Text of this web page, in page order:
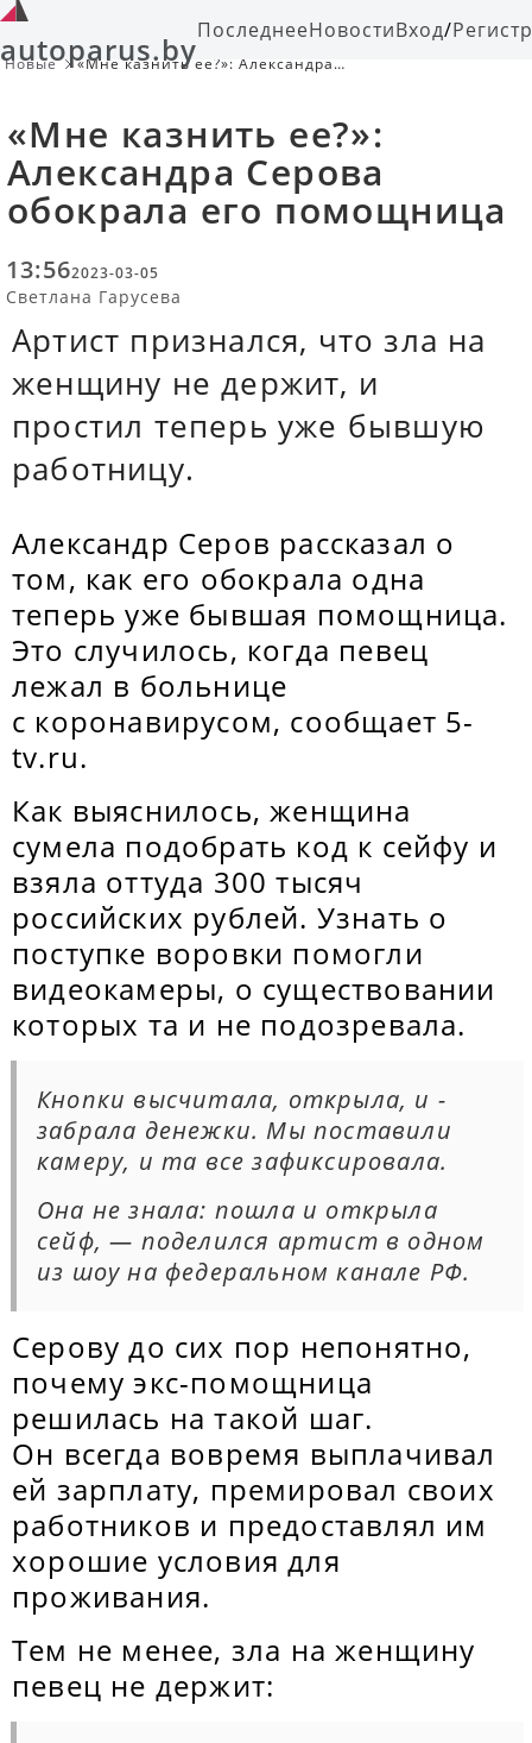
autoparus.byПоследнееНовостиВход/
Новые
«Мне казнить ее?»: Александра
«Мне казнить ее?»:
Александра Серова
обокрала его помощница
13:562023-03-05
Светлана Гарусева
Артист признался, что зла на
женщину не держит, и
простил теперь уже бывшую
работницу.
Александр Серов рассказал о
том, как его обокрала одна
теперь уже бывшая помощница.
Это случилось, когда певец
лежал в больнице
с коронавирусом, сообщает 5-
tv.ru.
Как выяснилось, женщина
сумела подобрать код к сейфу и
взяла оттуда 300 тысяч
российских рублей. Узнать о
поступке воровки помогли
видеокамеры, о существовании
которых та и не подозревала.
Кнопки высчитала, открыла, и -
забрала денежки. Мы поставили
камеру, и та все зафиксировала.
Она не знала: пошла и открыла
сейф, — поделился артист в одном
из шоу на федеральном канале РФ.
Серову до сих пор непонятно,
почему экс-помощница
решилась на такой шаг.
Он всегда вовремя выплачивал
ей зарплату, премировал своих
работников и предоставлял им
хорошие условия для
проживания.
Тем не менее, зла на женщину
певец не держит: